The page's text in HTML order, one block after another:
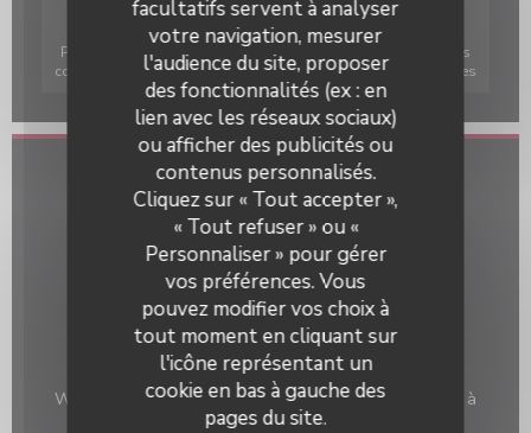
facultatifs servent à analyser
votre navigation, mesurer
l'audience du site, proposer
des fonctionnalités (ex : en
lien avec les réseaux sociaux)
ou afficher des publicités ou
contenus personnalisés.
Cliquez sur « Tout accepter »,
« Tout refuser » ou «
Personnaliser » pour gérer
vos préférences. Vous
pouvez modifier vos choix à
tout moment en cliquant sur
l'icône représentant un
cookie en bas à gauche des
pages du site.
Pour afficher la carte interactive Waze, vous devez accepter les
cookies Waze Map (Google). Ces cookies peuvent collecter des
données de navigation et de localisation.
Autoriser
Infos pratiques
Cuisine
Assiette Gourmande, planches
Type de restaurant
Bar à vins, Cave à vin
Services
Wifi, Climatisation, Privatisation, Accès aux personnes à
mobilité réduite, Terrasse
Le Pinardier